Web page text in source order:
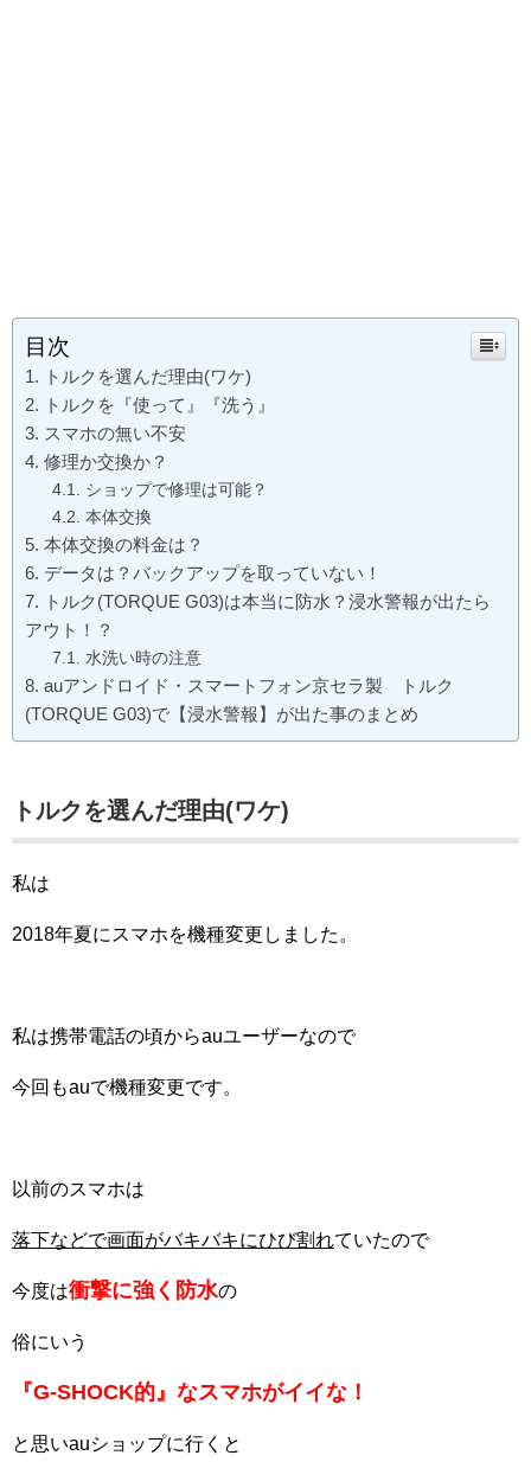
目次
トルクを選んだ理由(ワケ)
トルクを『使って』『洗う』
スマホの無い不安
修理か交換か？
ショップで修理は可能？
本体交換
本体交換の料金は？
データは？バックアップを取っていない！
トルク(TORQUE G03)は本当に防水？浸水警報が出たら
アウト！？
水洗い時の注意
auアンドロイド・スマートフォン京セラ製 トルク
(TORQUE G03)で【浸水警報】が出た事のまとめ
トルクを選んだ理由(ワケ)
私は
2018年夏にスマホを機種変更しました。
私は携帯電話の頃からauユーザーなので
今回もauで機種変更です。
以前のスマホは
落下などで画面がバキバキにひび割れていたので
今度は衝撃に強く防水の
俗にいう
『G-SHOCK的』なスマホがイイな！
と思いauショップに行くと